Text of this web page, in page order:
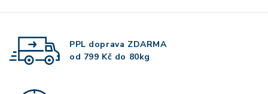
PPL doprava ZDARMA
od 799 Kč do 80kg